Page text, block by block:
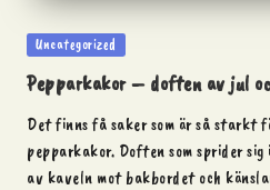
Posted
Uncategorized
Pepparkakor – doften av jul
Det finns få saker som är så starkt
pepparkakor. Doften som sprider
av kaveln mot bakbordet och